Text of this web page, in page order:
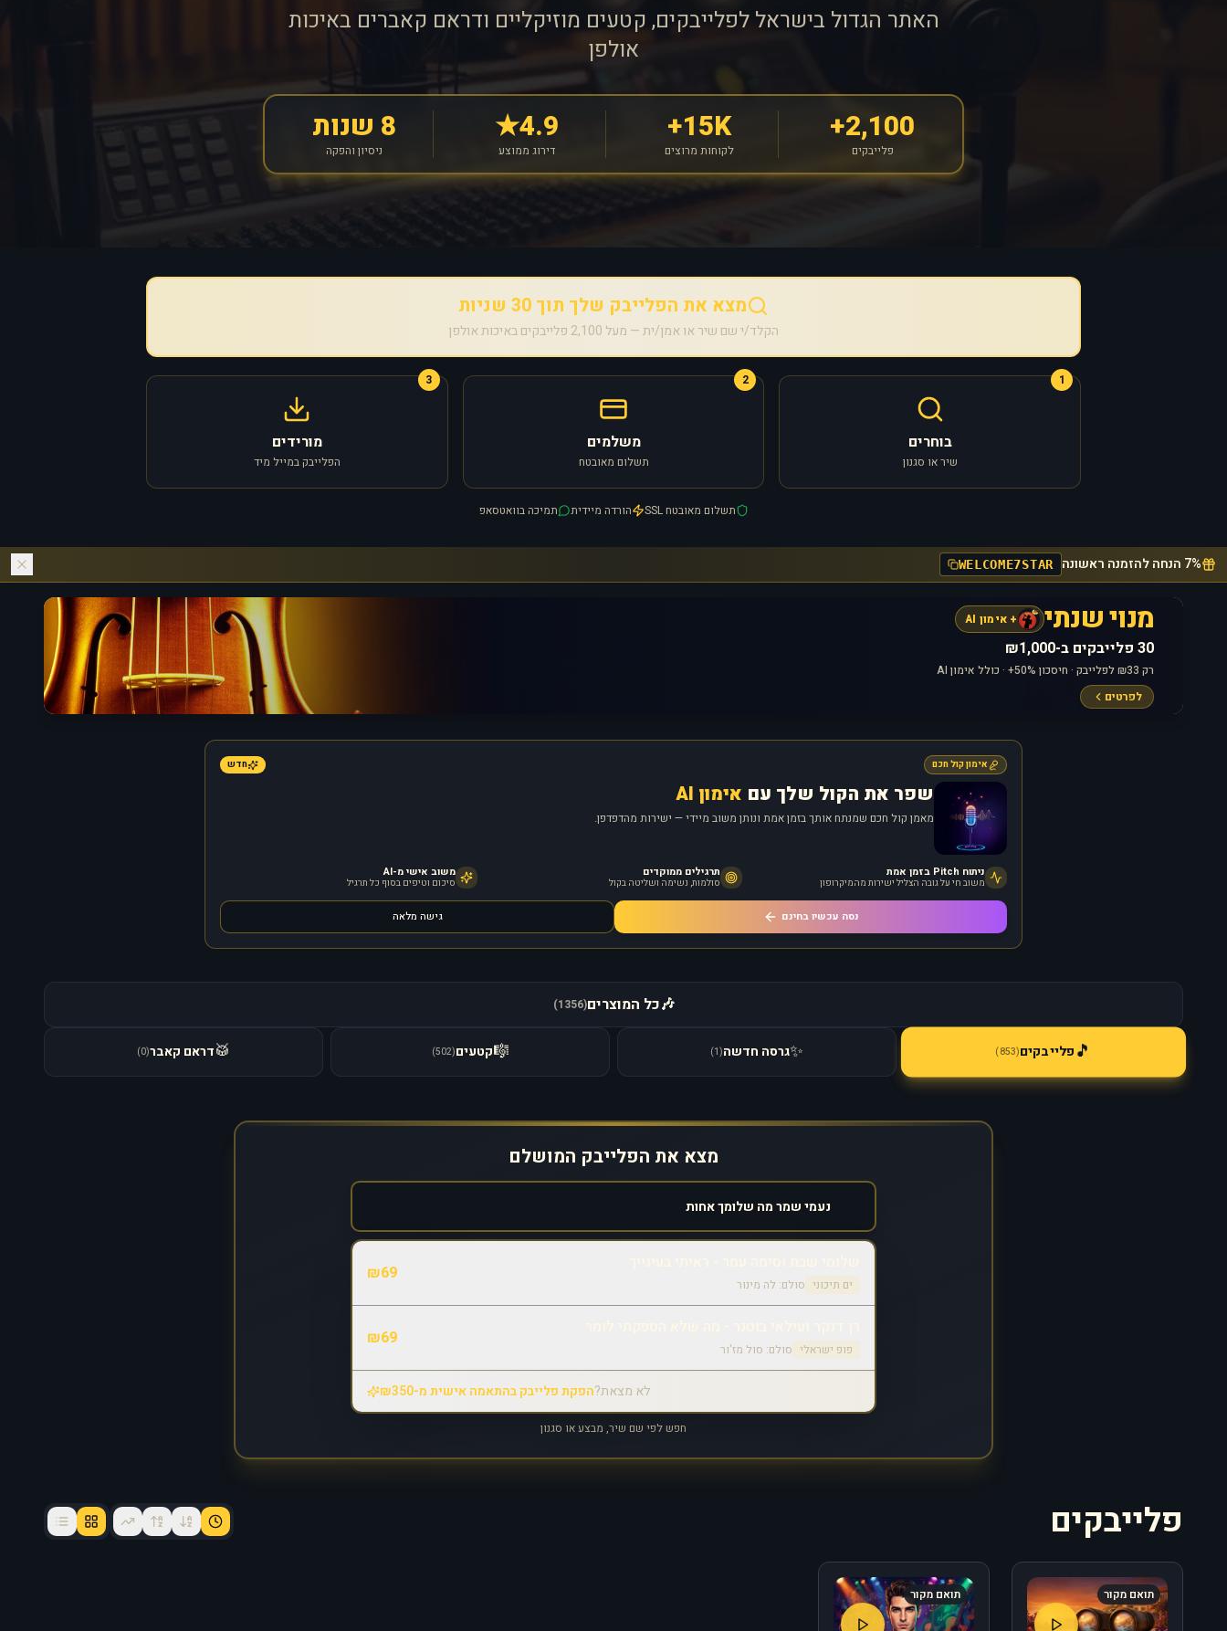
האתר הגדול בישראל לפלייבקים, קטעים מוזיקליים ודראם קאברים באיכות
אולפן
2,100+
פלייבקים
15K+
לקוחות מרוצים
4.9★
דירוג ממוצע
8 שנות
ניסיון והפקה
מצא את הפלייבק שלך תוך 30 שניות
הקלד/י שם שיר או אמן/ית — מעל 2,100 פלייבקים באיכות אולפן
1
בוחרים
שיר או סגנון
2
משלמים
תשלום מאובטח
3
מורידים
הפלייבק במייל מיד
תשלום מאובטח SSL הורדה מיידית תמיכה בוואטסאפ
7% הנחה להזמנה ראשונה WELCOME7STAR
מנוי שנתי + אימון AI
30 פלייבקים ב-₪1,000
רק ₪33 לפלייבק · חיסכון 50%+ · כולל אימון AI
לפרטים
אימון קול חכם חדש
שפר את הקול שלך עם אימון AI
מאמן קול חכם שמנתח אותך בזמן אמת ונותן משוב מיידי — ישירות מהדפדפן.
ניתוח Pitch בזמן אמת
משוב חי על גובה הצליל ישירות מהמיקרופון
תרגילים ממוקדים
סולמות, נשימה ושליטה בקול
משוב אישי מ-AI
סיכום וטיפים בסוף כל תרגיל
נסה עכשיו בחינם גישה מלאה
🎶כל המוצרים(
1356
)
🎵פלייבקים(
853
)
✨גרסה חדשה(
1
)
🎼קטעים(
502
)
🥁דראם קאבר(
0
)
מצא את הפלייבק המושלם
ים תיכוני סולם: לה מינור
₪69
פופ ישראלי סולם: סול מז'ור
₪69
לא מצאת?הפקת פלייבק בהתאמה אישית מ-₪350
חפש לפי שם שיר, מבצע או סגנון
פלייבקים
תואם מקור תואם מקור